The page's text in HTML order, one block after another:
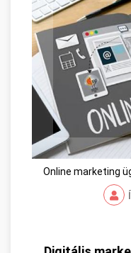
Online marketing